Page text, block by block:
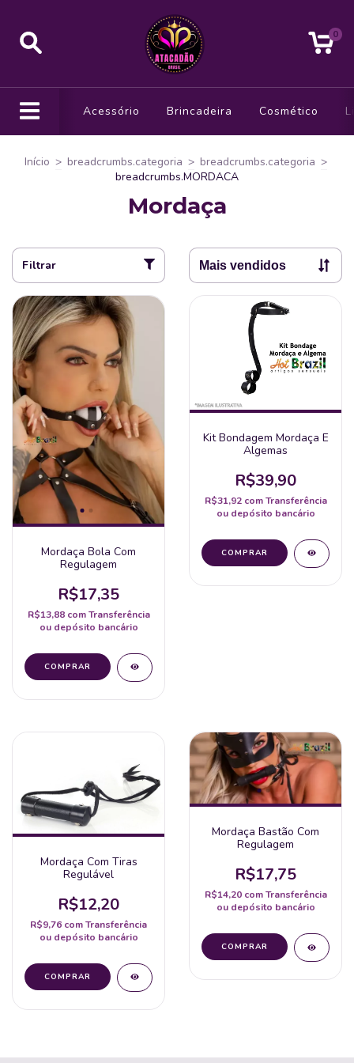
0
Acessório Brincadeira Cosmético
Início > breadcrumbs.categoria > breadcrumbs.categoria >
breadcrumbs.MORDACA
Mordaça
Filtrar
Mordaça Bola Com
Regulagem
R$17,35
R$13,88 com Transferência
ou depósito bancário
Kit Bondagem Mordaça E
Algemas
R$39,90
R$31,92 com Transferência
ou depósito bancário
Mordaça Com Tiras
Regulável
R$12,20
R$9,76 comTransferência
ou depósito bancário
Mordaça Bastão Com
Regulagem
R$17,75
R$14,20 com Transferência
ou depósito bancário